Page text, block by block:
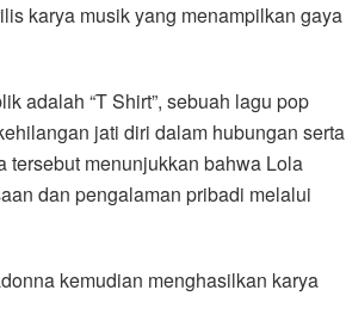
karya musik yang menampilkan gaya
adalah “T Shirt”, sebuah lagu pop
jati diri dalam hubungan serta
tersebut menunjukkan bahwa Lola
dan pengalaman pribadi melalui
kemudian menghasilkan karya